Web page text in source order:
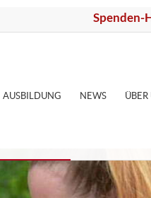
Spenden-
AUSBILDUNG NEWS ÜBER